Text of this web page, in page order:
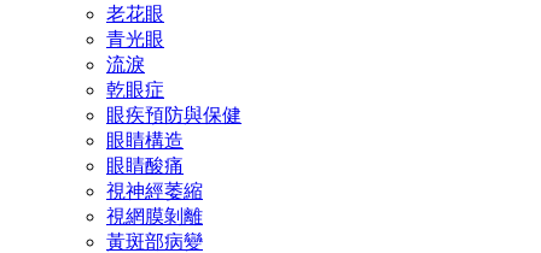
老花眼
青光眼
流淚
乾眼症
眼疾預防與保健
眼睛構造
眼睛酸痛
視神經萎縮
視網膜剝離
黃斑部病變